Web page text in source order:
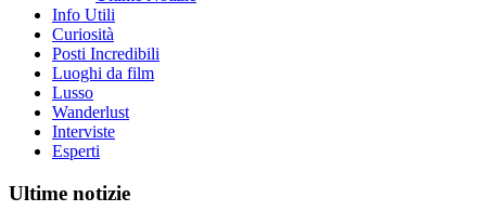
Info Utili
Curiosità
Posti Incredibili
Luoghi da film
Lusso
Wanderlust
Interviste
Esperti
Ultime notizie